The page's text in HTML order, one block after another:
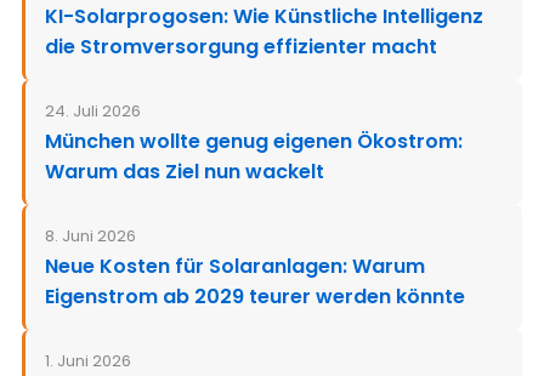
KI-Solarprogosen: Wie Künstliche Intelligenz
die Stromversorgung effizienter macht
24. Juli 2026
München wollte genug eigenen Ökostrom:
Warum das Ziel nun wackelt
8. Juni 2026
Neue Kosten für Solaranlagen: Warum
Eigenstrom ab 2029 teurer werden könnte
1. Juni 2026